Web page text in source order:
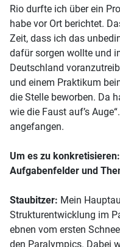
Rio durfte ich über ein
habe vor Ort berichtet.
Zeit, dass ich das
dafür sorgen wollte und
Deutschland
und einem Praktikum
die Stelle beworben. Da
wie die Faust auf’s
angefangen.
Um es zu
Aufgabenfelder und
Staubitzer: Mein
Strukturentwicklung im
ebnen vom ersten
den Paralympics. Dabei